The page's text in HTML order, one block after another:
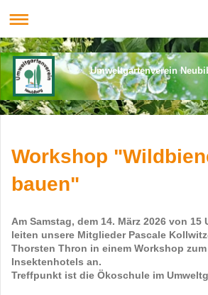
Umweltgartenverein
Workshop
bauen"
Am Samstag, dem 14. März 2026 von 15
leiten unsere Mitglieder Pascale
Thorsten Thron in einem Workshop
Insektenhotels an.
Treffpunkt ist die Ökoschule im